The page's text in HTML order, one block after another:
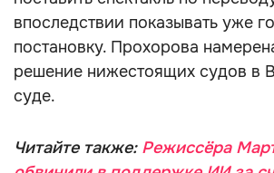
впоследствии показывать уже
постановку. Прохорова
решение нижестоящих судов в
суде.
Читайте также: Режиссёра